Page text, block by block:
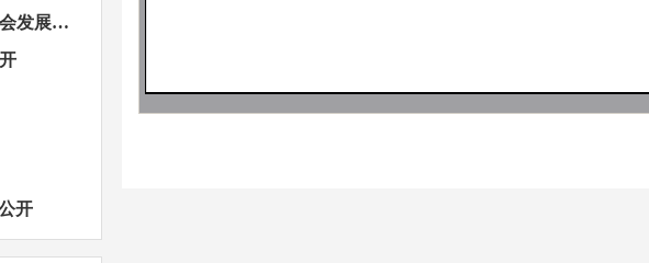
国民经济和社会发展统计信息
开